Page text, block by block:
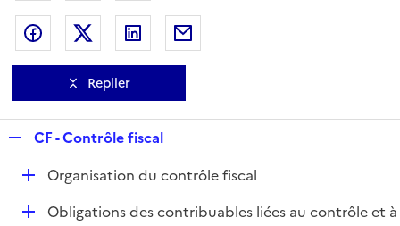
Partager sur Facebook
Partager sur Twitter
Partager sur LinkedIn
Replier
p
l
CF - Contrôle fiscal
DOrganisation du contrôle fiscal
DObligations des contribuables liées au contrôle et à